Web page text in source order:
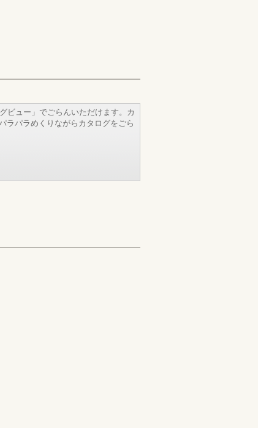
ビュー」でごらんいただけます。カ
ラパラめくりながらカタログをごら